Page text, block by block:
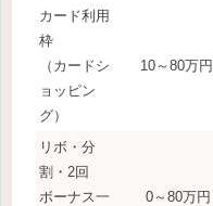
カード利用
枠
（カードシ
ョッピン
グ）
10～80万円
リボ・分
割・2回
ボーナス一
0～80万円